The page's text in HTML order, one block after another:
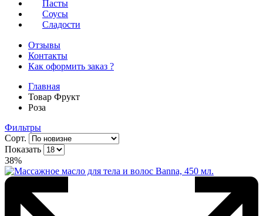
Пасты
Соусы
Сладости
Отзывы
Контакты
Как оформить заказ ?
Главная
Товар Фрукт
Роза
Фильтры
Сорт.
Показать
38%